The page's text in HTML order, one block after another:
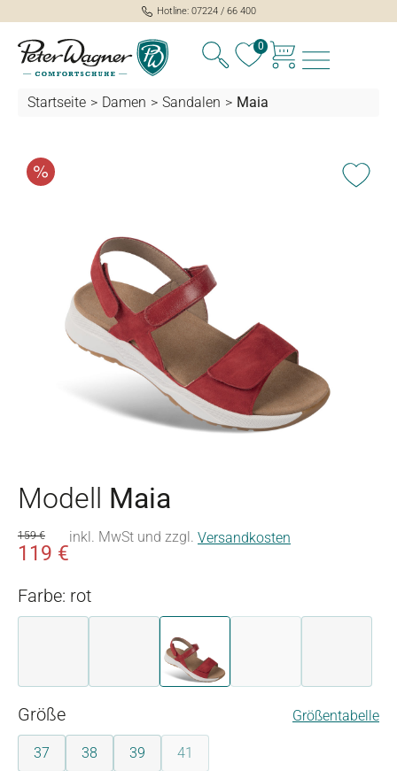
springen
Hotline: 07224 / 66 400
0
Startseite > Damen > Sandalen > Maia
Bildergalerie überspringen
Modell Maia
119 €
159 € inkl. MwSt und zzgl. Versandkosten
Farbe: rot
rot
Größeauswählen Größentabelle
37 38 39 41(Diese Option ist zurzeit nicht